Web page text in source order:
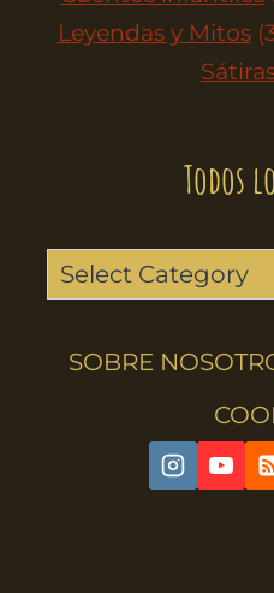
Leyendas y Mitos
Todos
SOBRE